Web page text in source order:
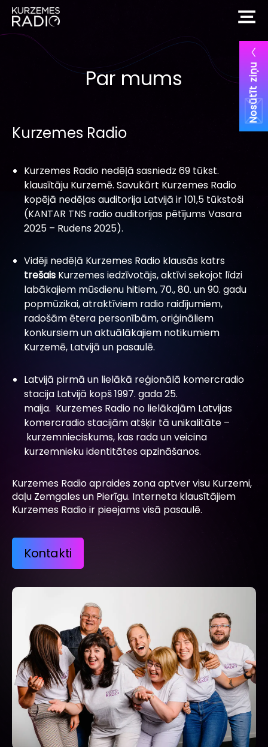
Nosūtīt ziņu
Par mums
Kurzemes Radio
Kurzemes Radio nedēļā sasniedz 69 tūkst.
klausītāju Kurzemē. Savukārt Kurzemes Radio
kopējā nedēļas auditorija Latvijā ir 101,5 tūkstoši
(KANTAR TNS radio auditorijas pētījums Vasara
2025 – Rudens 2025).
Vidēji nedēļā Kurzemes Radio klausās katrs
trešais Kurzemes iedzīvotājs, aktīvi sekojot līdzi
labākajiem mūsdienu hitiem, 70., 80. un 90. gadu
popmūzikai, atraktīviem radio raidījumiem,
radošām ētera personībām, oriģināliem
konkursiem un aktuālākajiem notikumiem
Kurzemē, Latvijā un pasaulē.
Latvijā pirmā un lielākā reģionālā komercradio
stacija Latvijā kopš 1997. gada 25.
maija. Kurzemes Radio no lielākajām Latvijas
komercradio stacijām atšķir tā unikalitāte –
kurzemnieciskums, kas rada un veicina
kurzemnieku identitātes apzināšanos.
Kurzemes Radio apraides zona aptver visu Kurzemi,
daļu Zemgales un Pierīgu. Interneta klausītājiem
Kurzemes Radio ir pieejams visā pasaulē.
Kontakti